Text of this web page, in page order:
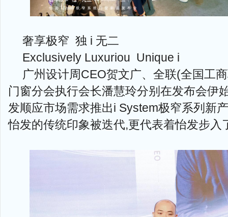
奢享极窄 独 i 无二
Exclusively Luxuriou Unique i
广州设计周CEO贺文广、全联(全国工
门窗分会执行会长潘慧玲分别在发布会伊
发顺应市场需求推出i System极窄系列新
怡发的传统印象被迭代,更代表着怡发步入